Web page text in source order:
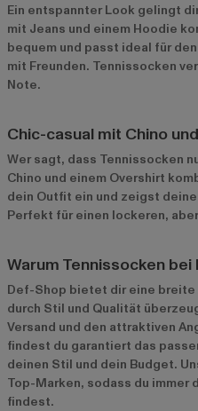
Ein entspannter Look gelingt
mit Jeans und einem Hoodie
bequem und passt ideal für
mit Freunden. Tennissocken
Note.
Chic-casual mit Chino
Wer sagt, dass Tennissocken
Chino und einem Overshirt
dein Outfit ein und zeigst
Perfekt für einen lockeren,
Warum Tennissocken
Def-Shop bietet dir eine breite
durch Stil und Qualität
Versand und den attraktiven
findest du garantiert das
deinen Stil und dein Budget.
Top-Marken, sodass du immer
findest.